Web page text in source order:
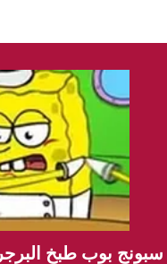
سبونج بوب طبخ